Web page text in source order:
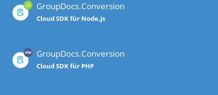
GroupDocs.Conversion
Cloud SDK für Node.js
GroupDocs.Conversion
Cloud SDK für PHP